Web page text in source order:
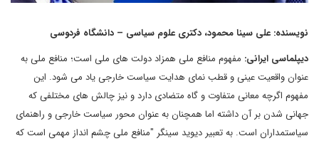
نویسنده: علی سینا محمود، دکتری علوم سیاسی – دانشگاه فردوسی
دیپلماسی ایرانی: مفهوم منافع ملی همزاد دولت های ملی است؛ منافع ملی به
عنوان واقعیت عینی و قطب نمای هدایت سیاست خارجی یاد می شود. این
مفهوم اگرچه معانی متفاوت و گاه متضادی دارد و نیز چالش های مختلفی که
جهانی شدن بر آن داشته اما همچنان به عنوان محور سیاست خارجی و راهنمای
سیاستمداران است. به تعبیر دیوید سینگر "منافع ملی چشم انداز مهمی است که